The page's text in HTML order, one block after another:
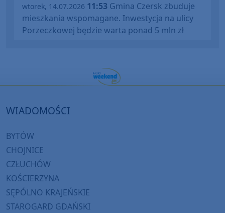
wtorek, 14.07.2026 11:53 Gmina Czersk zbuduje
mieszkania wspomagane. Inwestycja na ulicy
Porzeczkowej będzie warta ponad 5 mln zł
WIADOMOŚCI
BYTÓW
CHOJNICE
CZŁUCHÓW
KOŚCIERZYNA
SĘPÓLNO KRAJEŃSKIE
STAROGARD GDAŃSKI